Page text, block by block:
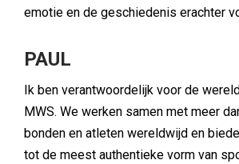
emotie en de geschiedenis erachter
PAUL
Ik ben verantwoordelijk voor de
MWS. We werken samen met meer
bonden en atleten wereldwijd en
tot de meest authentieke vorm van